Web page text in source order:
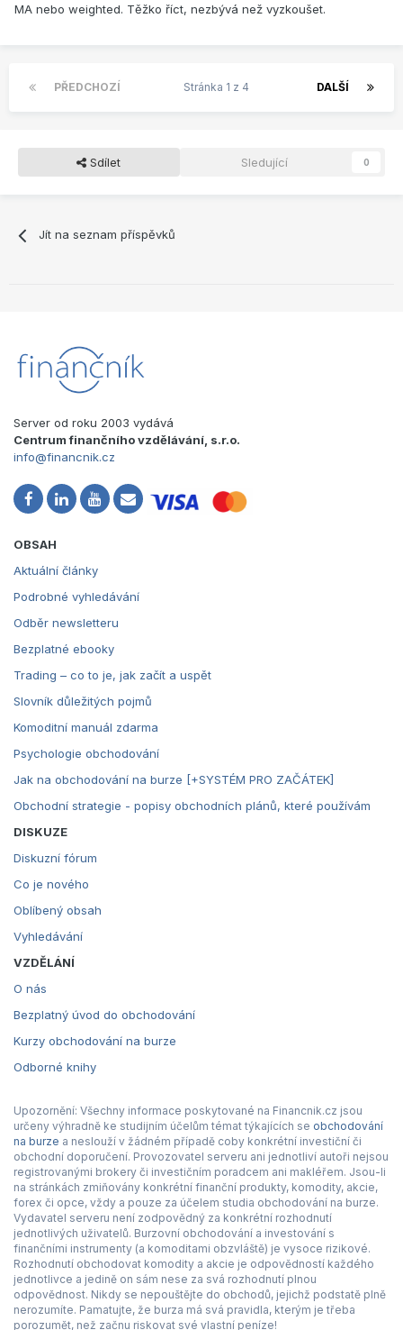
MA nebo weighted. Těžko říct, nezbývá než vyzkoušet.
PŘEDCHOZÍ DALŠÍ
Stránka 1 z 4
Sdílet Sledující 0
Jít na seznam příspěvků
Server od roku 2003 vydává
Centrum finančního vzdělávání, s.r.o.
info@financnik.cz
OBSAH
Aktuální články
Podrobné vyhledávání
Odběr newsletteru
Bezplatné ebooky
Trading – co to je, jak začít a uspět
Slovník důležitých pojmů
Komoditní manuál zdarma
Psychologie obchodování
Jak na obchodování na burze [+SYSTÉM PRO ZAČÁTEK]
Obchodní strategie - popisy obchodních plánů, které používám
DISKUZE
Diskuzní fórum
Co je nového
Oblíbený obsah
Vyhledávání
VZDĚLÁNÍ
O nás
Bezplatný úvod do obchodování
Kurzy obchodování na burze
Odborné knihy
Upozornění: Všechny informace poskytované na Financnik.cz jsou
určeny výhradně ke studijním účelům témat týkajících se obchodování
na burze a neslouží v žádném případě coby konkrétní investiční či
obchodní doporučení. Provozovatel serveru ani jednotliví autoři nejsou
registrovanými brokery či investičním poradcem ani makléřem. Jsou-li
na stránkách zmiňovány konkrétní finanční produkty, komodity, akcie,
forex či opce, vždy a pouze za účelem studia obchodování na burze.
Vydavatel serveru není zodpovědný za konkrétní rozhodnutí
jednotlivých uživatelů. Burzovní obchodování a investování s
finančními instrumenty (a komoditami obzvláště) je vysoce rizikové.
Rozhodnutí obchodovat komodity a akcie je odpovědností každého
jednotlivce a jedině on sám nese za svá rozhodnutí plnou
odpovědnost. Nikdy se nepouštějte do obchodů, jejichž podstatě plně
nerozumíte. Pamatujte, že burza má svá pravidla, kterým je třeba
porozumět, než začnu riskovat své vlastní peníze!